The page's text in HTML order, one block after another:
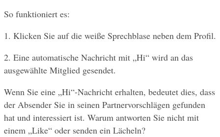
So funktioniert es:
1. Klicken Sie auf die weiße Sprechblase neben dem Profil.
2. Eine automatische Nachricht mit „Hi“ wird an das
ausgewählte Mitglied gesendet.
Wenn Sie eine „Hi“-Nachricht erhalten, bedeutet dies, dass
der Absender Sie in seinen Partnervorschlägen gefunden
hat und interessiert ist. Warum antworten Sie nicht mit
einem „Like“ oder senden ein Lächeln?